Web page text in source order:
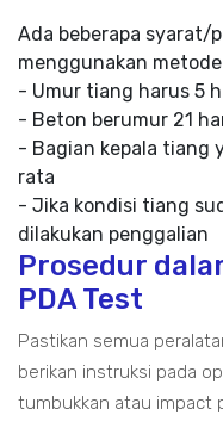
Ada beberapa syarat/
menggunakan
- Umur tiang harus 5
- Beton berumur 21
- Bagian kepala tiang
rata
- Jika kondisi tiang
dilakukan penggalian
Prosedur
PDA Test
Pastikan semua
berikan instruksi pada
tumbukkan atau impact